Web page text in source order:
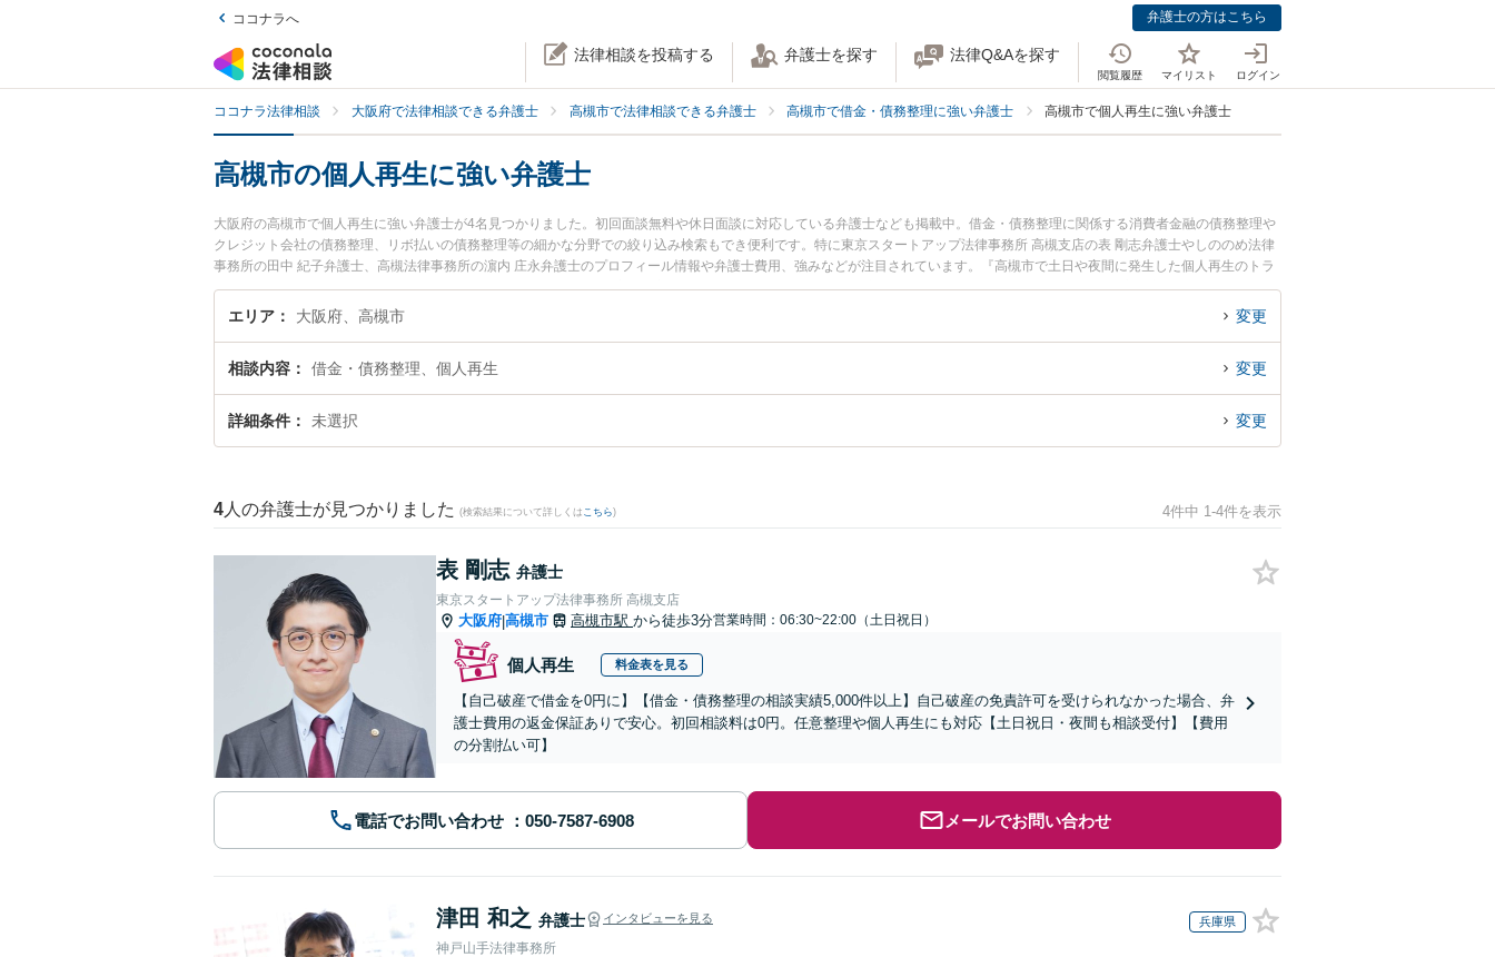
ココナラへ 弁護士の方はこちら
法律相談を投稿する 弁護士を探す 法律Q&Aを探す
閲覧履歴 マイリスト ログイン
ココナラ法律相談 大阪府で法律相談できる弁護士 高槻市で法律相談できる弁護士 高槻市で借金・債務整理に強い弁護士 高槻市で個人再生に強い弁護士
高槻市の個人再生に強い弁護士
大阪府の高槻市で個人再生に強い弁護士が4名見つかりました。初回面談無料や休日面談に対応している弁護士なども掲載中。借金・債務整理に関係する消費者金融の債務整理や
クレジット会社の債務整理、リボ払いの債務整理等の細かな分野での絞り込み検索もでき便利です。特に東京スタートアップ法律事務所 高槻支店の表 剛志弁護士やしののめ法律
事務所の田中 紀子弁護士、高槻法律事務所の濵内 庄永弁護士のプロフィール情報や弁護士費用、強みなどが注目されています。『高槻市で土日や夜間に発生した個人再生のトラ
ブルを今すぐに弁護士に相談したい』『個人再生のトラブル解決の実績豊富な近くの弁護士を検索したい』『初回相談無料で個人再生を法律相談できる高槻市内の弁護士に相談予
約したい』などでお困りの相談者さんにおすすめです。
エリア 大阪府、高槻市 変更
相談内容 借金・債務整理、個人再生 変更
詳細条件 未選択 変更
4 人の弁護士が見つかりました (検索結果について詳しくは こちら) 4件中 1-4件を表示
表 剛志 弁護士
東京スタートアップ法律事務所 高槻支店
大阪府|高槻市 高槻市駅 から徒歩3分営業時間：06:30~22:00（土日祝日）
個人再生 料金表を見る
【自己破産で借金を0円に】【借金・債務整理の相談実績5,000件以上】自己破産の免責許可を受けられなかった場合、弁
護士費用の返金保証ありで安心。初回相談料は0円。任意整理や個人再生にも対応【土日祝日・夜間も相談受付】【費用
の分割払い可】
電話でお問い合わせ メールでお問い合わせ
津田 和之 弁護士 インタビューを見る 兵庫県
神戸山手法律事務所